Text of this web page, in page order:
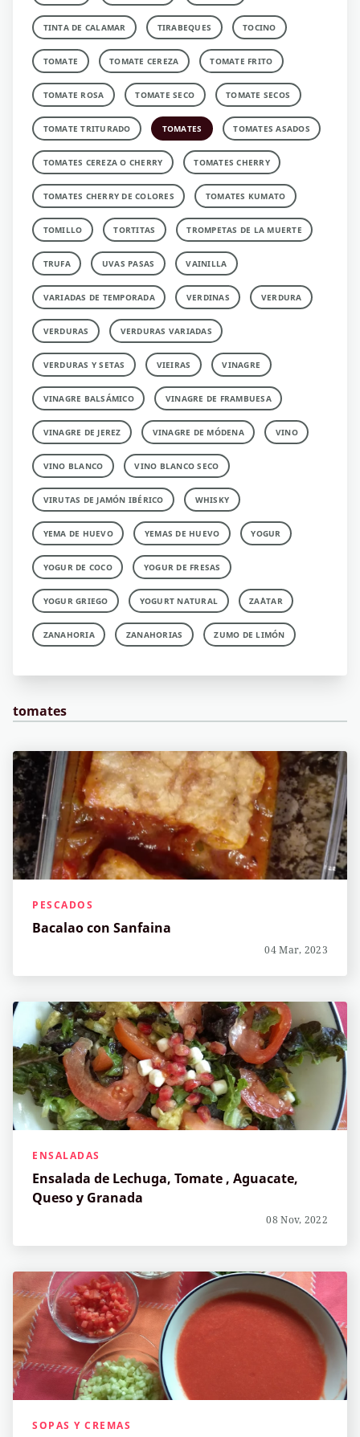
TINTA DE CALAMAR TIRABEQUES TOCINO
TOMATE TOMATE CEREZA TOMATE FRITO
TOMATE ROSA TOMATE SECO TOMATE SECOS
TOMATE TRITURADO TOMATES TOMATES ASADOS
TOMATES CEREZA O CHERRY TOMATES CHERRY
TOMATES CHERRY DE COLORES TOMATES KUMATO
TOMILLO TORTITAS TROMPETAS DE LA MUERTE
TRUFA UVAS PASAS VAINILLA
VARIADAS DE TEMPORADA VERDINAS VERDURA
VERDURAS VERDURAS VARIADAS
VERDURAS Y SETAS VIEIRAS VINAGRE
VINAGRE BALSÁMICO VINAGRE DE FRAMBUESA
VINAGRE DE JEREZ VINAGRE DE MÓDENA VINO
VINO BLANCO VINO BLANCO SECO
VIRUTAS DE JAMÓN IBÉRICO WHISKY
YEMA DE HUEVO YEMAS DE HUEVO YOGUR
YOGUR DE COCO YOGUR DE FRESAS
YOGUR GRIEGO YOGURT NATURAL ZA´ATAR
ZANAHORIA ZANAHORIAS ZUMO DE LIMÓN
tomates
PESCADOS
Bacalao con Sanfaina
04 Mar, 2023
ENSALADAS
Ensalada de Lechuga, Tomate , Aguacate,
Queso y Granada
08 Nov, 2022
SOPAS Y CREMAS